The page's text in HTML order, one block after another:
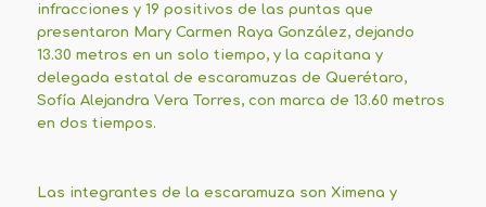
infracciones y 19 positivos de las puntas que
presentaron Mary Carmen Raya González, dejando
13.30 metros en un solo tiempo, y la capitana y
delegada estatal de escaramuzas de Querétaro,
Sofía Alejandra Vera Torres, con marca de 13.60 metros
en dos tiempos.
Las integrantes de la escaramuza son Ximena y